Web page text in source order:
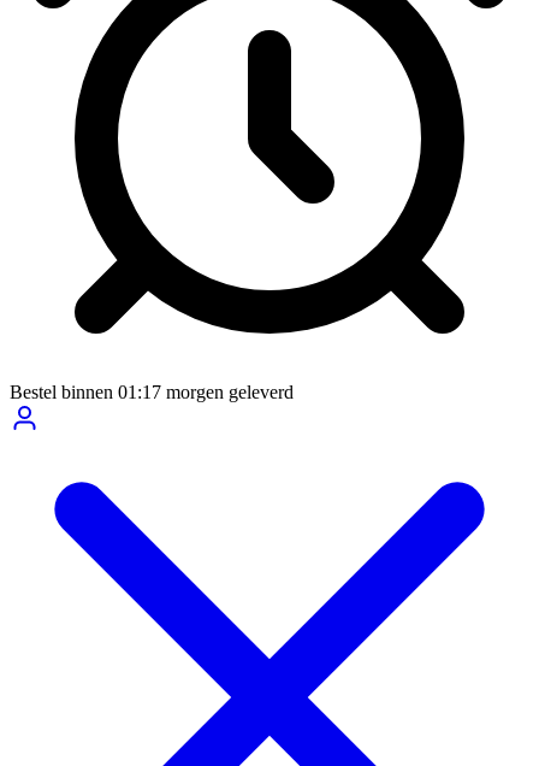
Bestel binnen 01:17 morgen geleverd